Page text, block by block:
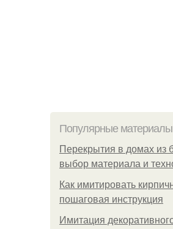
Популярные материалы
Перекрытия в домах из
выбор материала и
Как имитировать
пошаговая инструкция
Имитация